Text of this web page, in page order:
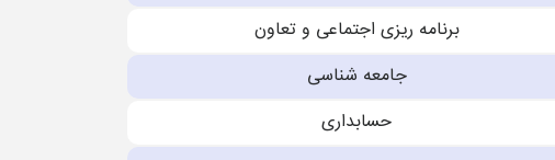
برنامه ریزی اجتماعی و تعاون
جامعه شناسی
حسابداری